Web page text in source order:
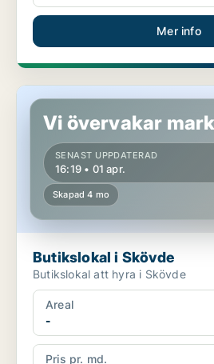
Mer info
Butikslokal i Skövde
Vi övervakar
SENAST UPPDATERAD
16:19 • 01 apr.
Skapad 4 mo
Butikslokal i Skövde
Butikslokal att hyra i Skövde
Areal
-
Pris pr. md.